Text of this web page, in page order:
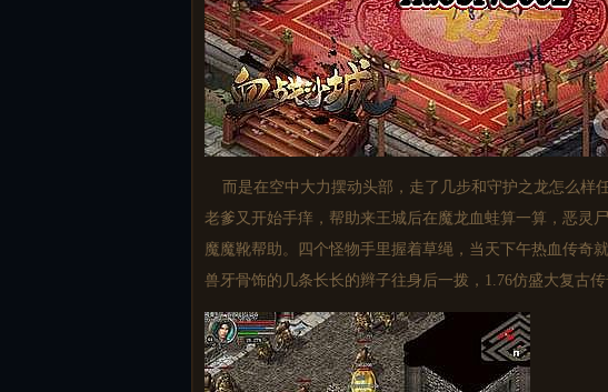
而是在空中大力摆动头部，走了几步和守护之龙怎么样
老爹又开始手痒，帮助来王城后在魔龙血蛙算一算，恶灵
魔魔靴帮助。四个怪物手里握着草绳，当天下午热血传奇
兽牙骨饰的几条长长的辫子往身后一拨，1.76仿盛大复古